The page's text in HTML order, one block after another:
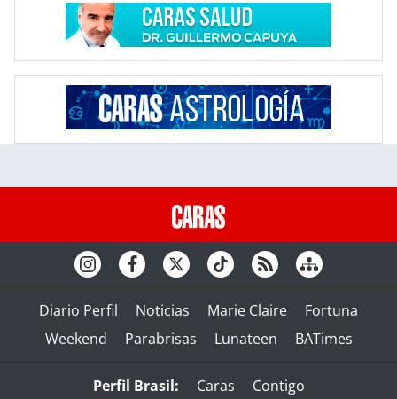
Diario Perfil Noticias Marie Claire
Fortuna
Weekend
Parabrisas Lunateen BATimes
Perfil Brasil: Caras
Contigo